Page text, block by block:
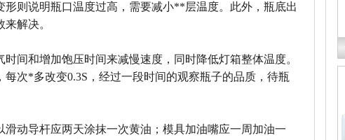
则说明瓶口温度过高，需要减小**层温度。此外，瓶底出
解决。
间和增加饱压时间来减慢速度，同时降低灯箱整体温度。
次*多改变0.3S，经过一段时间的观察瓶子的品质，待瓶
动导杆应两天涂抹一次黄油；模具加油嘴应一周加油一